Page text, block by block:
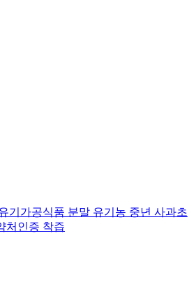
기가공식품 분말 유기농 중년 사과초
처인증 착즙